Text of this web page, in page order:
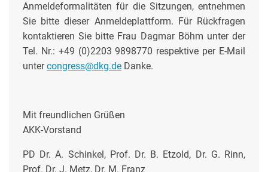
Anmeldeformalitäten für die Sitzungen, entnehmen
Sie bitte dieser Anmeldeplattform. Für Rückfragen
kontaktieren Sie bitte Frau Dagmar Böhm unter der
Tel. Nr.: +49 (0)2203 9898770 respektive per E-Mail
untercongress@dkg.de Danke.
Mit freundlichen Grüßen
AKK-Vorstand
PD Dr. A. Schinkel, Prof. Dr. B. Etzold, Dr. G. Rinn,
Prof. Dr. J. Metz, Dr. M. Franz